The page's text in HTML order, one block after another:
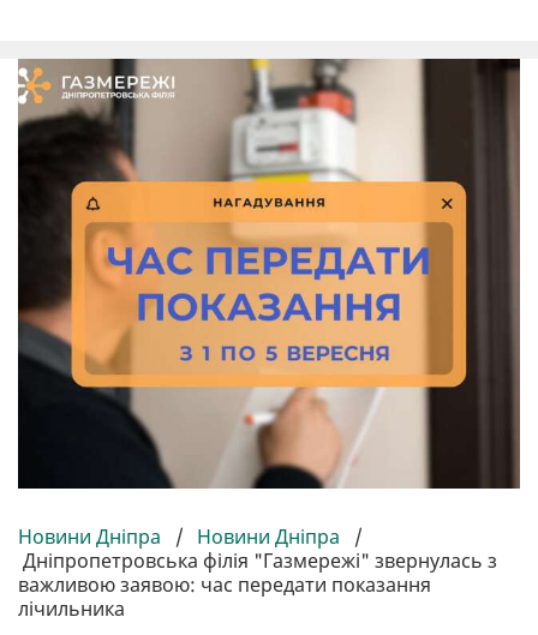
Новини Дніпра / Новини Дніпра
/
Дніпропетровська філія "Газмережі" звернулась з
важливою заявою: час передати показання
лічильника